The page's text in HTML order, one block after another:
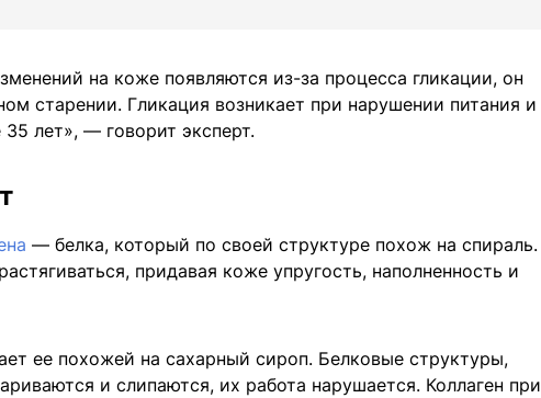
на коже появляются из-за процесса гликации, он
старении. Гликация возникает при нарушении питания и
лет», — говорит эксперт.
— белка, который по своей структуре похож на спираль.
придавая коже упругость, наполненность и
ее похожей на сахарный сироп. Белковые структуры,
и слипаются, их работа нарушается. Коллаген при